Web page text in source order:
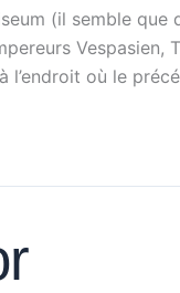
(il semble
l’endroit où le